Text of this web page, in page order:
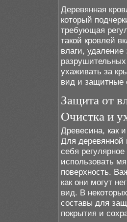
Деревянная
который
требующая
такой кровлей
влаги,
ухаживать за
вид и защитные
Защита от
Очистка и
Древесина, как
Для деревянной
себя
использовать
поверхность.
как они могут
вид. В
составы для
покрытия и